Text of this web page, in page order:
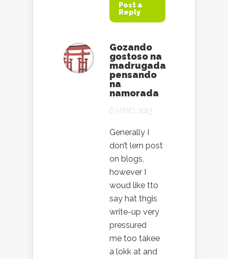
Post a
Reply
Gozando
gostoso na
madrugada
pensando
na
namorada
6 MAYO, 2023
Generally I
don’t lern post
on blogs,
however I
woud like tto
say hat thgis
write-up very
pressured
me too takee
a lokk at and